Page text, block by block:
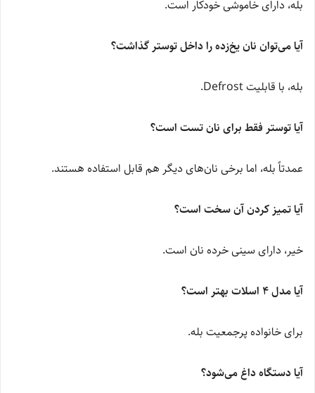
بله، دارای خاموشی خودکار است.
آیا می‌توان نان یخ‌زده را داخل توستر گذاشت؟
بله، با قابلیت Defrost.
آیا توستر فقط برای نان تست است؟
عمدتاً بله، اما برخی نان‌های دیگر هم قابل استفاده هستند.
آیا تمیز کردن آن سخت است؟
خیر، دارای سینی خرده نان است.
آیا مدل 4 اسلات بهتر است؟
برای خانواده پرجمعیت بله.
آیا دستگاه داغ می‌شود؟